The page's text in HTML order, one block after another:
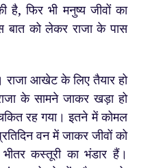
फिर भी मनुष्य जीवों का
बात को लेकर राजा के पास
आखेट के लिए तैयार हो
के सामने जाकर खड़ा हो
रह गया। इतने में कोमल
वन में जाकर जीवों को
कस्तूरी का भंडार हैं।